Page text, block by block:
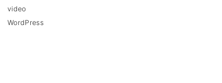
video
WordPress